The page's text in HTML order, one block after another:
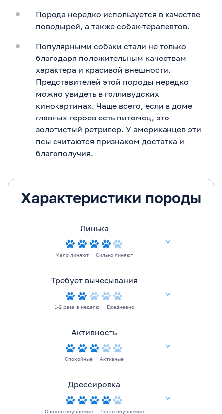
Порода нередко используется в качестве
поводырей, а также собак-терапевтов.
Популярными собаки стали не только
благодаря положительным качествам
характера и красивой внешности.
Представителей этой породы нередко
можно увидеть в голливудских
кинокартинах. Чаще всего, если в доме
главных героев есть питомец, это
золотистый ретривер. У американцев эти
псы считаются признаком достатка и
благополучия.
Характеристики породы
Линька
Мало линяют Сильно линяют
Требует вычесывания
1-2 раза в неделю Ежедневно
Активность
Спокойные Активные
Дрессировка
Сложно обучаемые Легко обучаемые